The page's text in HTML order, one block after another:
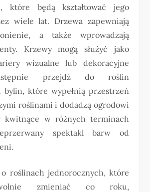
które będą kształtować jego
wiele lat. Drzewa zapewniają
a także wprowadzają
Krzewy mogą służyć jako
wizualne lub dekoracyjne
przejdź do roślin
które wypełnią przestrzeń
roślinami i dodadzą ogrodowi
kwitnące w różnych terminach
spektakl barw od
roślinach jednorocznych, które
zmieniać co roku,